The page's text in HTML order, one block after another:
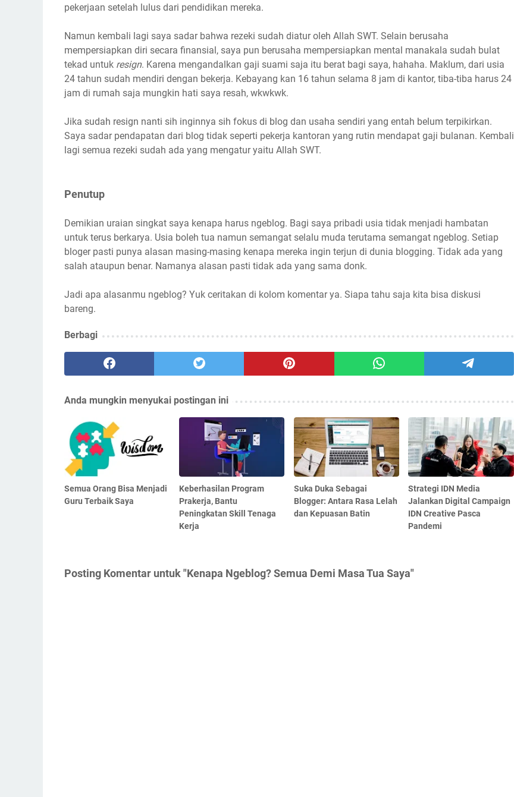
pekerjaan setelah lulus dari pendidikan mereka.
Namun kembali lagi saya sadar bahwa rezeki sudah diatur oleh Allah SWT. Selain berusaha
mempersiapkan diri secara finansial, saya pun berusaha mempersiapkan mental manakala sudah bulat
tekad untuk resign. Karena mengandalkan gaji suami saja itu berat bagi saya, hahaha. Maklum, dari usia
24 tahun sudah mendiri dengan bekerja. Kebayang kan 16 tahun selama 8 jam di kantor, tiba-tiba harus 24
jam di rumah saja mungkin hati saya resah, wkwkwk.
Jika sudah resign nanti sih inginnya sih fokus di blog dan usaha sendiri yang entah belum terpikirkan.
Saya sadar pendapatan dari blog tidak seperti pekerja kantoran yang rutin mendapat gaji bulanan. Kembali
lagi semua rezeki sudah ada yang mengatur yaitu Allah SWT.
Penutup
Demikian uraian singkat saya kenapa harus ngeblog. Bagi saya pribadi usia tidak menjadi hambatan
untuk terus berkarya. Usia boleh tua namun semangat selalu muda terutama semangat ngeblog. Setiap
bloger pasti punya alasan masing-masing kenapa mereka ingin terjun di dunia blogging. Tidak ada yang
salah ataupun benar. Namanya alasan pasti tidak ada yang sama donk.
Jadi apa alasanmu ngeblog? Yuk ceritakan di kolom komentar ya. Siapa tahu saja kita bisa diskusi
bareng.
Berbagi
Anda mungkin menyukai postingan ini
Semua Orang Bisa Menjadi
Guru Terbaik Saya
Keberhasilan Program
Prakerja, Bantu
Peningkatan Skill Tenaga
Kerja
Suka Duka Sebagai
Blogger: Antara Rasa Lelah
dan Kepuasan Batin
Strategi IDN Media
Jalankan Digital Campaign
IDN Creative Pasca
Pandemi
Posting Komentar untuk "Kenapa Ngeblog? Semua Demi Masa Tua Saya"